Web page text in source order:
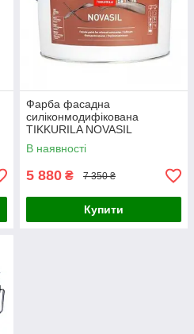
Фарба фасадна
силіконмодифікована
TIKKURILA NOVASIL
(ТІККУРІЛА НОВАСІЛ) 9л біла
матова
В наявності
5 880 ₴ 7 350 ₴
Купити